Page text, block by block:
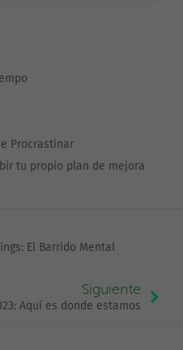
Procrastinar
tu propio plan de mejora
El Barrido Mental
Siguiente
Aquí es donde estamos